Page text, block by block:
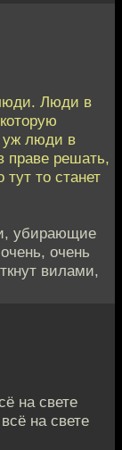
Люди в
уж люди в
праве решать,
тут то станет
убирающие
очень
вилами,
на свете
на свете